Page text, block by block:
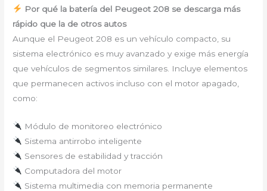
Por qué la batería del Peugeot 208 se descarga más
rápido que la de otros autos
Aunque el Peugeot 208 es un vehículo compacto, su
sistema electrónico es muy avanzado y exige más energía
que vehículos de segmentos similares. Incluye elementos
que permanecen activos incluso con el motor apagado,
como:
Módulo de monitoreo electrónico
Sistema antirrobo inteligente
Sensores de estabilidad y tracción
Computadora del motor
Sistema multimedia con memoria permanente